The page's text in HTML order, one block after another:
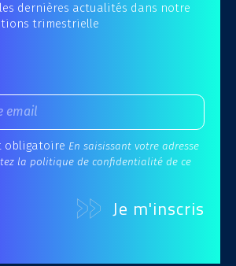
dernières actualités dans notre
trimestrielle
obligatoire En saisissant votre adresse
la politique de confidentialité de ce